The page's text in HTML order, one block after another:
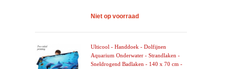
Niet op voorraad
Ulticool - Handdoek - Dolfijnen
Aquarium Onderwater - Strandlaken -
Sneldrogend Badlaken - 140 x 70 cm -